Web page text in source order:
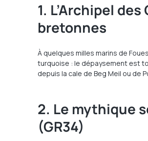
1. L’Archipel
bretonnes
À quelques milles marins de
turquoise : le dépaysement est
depuis la cale de Beg Meil ou de
2. Le mythique
(GR34)